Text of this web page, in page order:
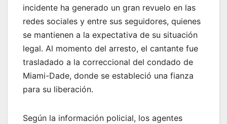
incidente ha generado un gran revuelo en las
redes sociales y entre sus seguidores, quienes
se mantienen a la expectativa de su situación
legal. Al momento del arresto, el cantante fue
trasladado a la correccional del condado de
Miami-Dade, donde se estableció una fianza
para su liberación.
Según la información policial, los agentes